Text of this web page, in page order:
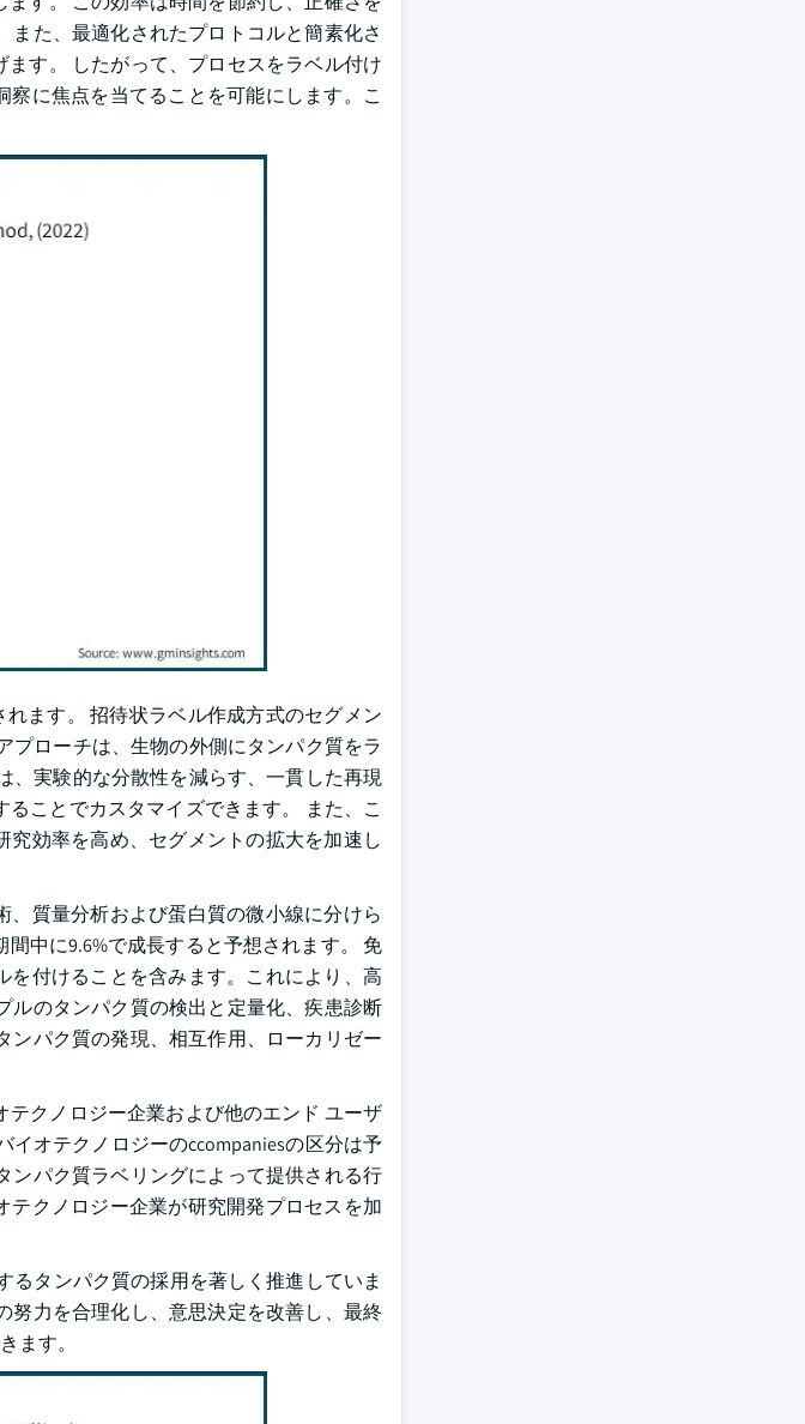
た、最適化されたプロトコルと簡素化さ
す。 したがって、プロセスをラベル付け
に焦点を当てることを可能にします。こ
ます。 招待状ラベル作成方式のセグメン
プローチは、生物の外側にタンパク質をラ
、実験的な分散性を減らす、一貫した再現
ことでカスタマイズできます。 また、こ
効率を高め、セグメントの拡大を加速し
質量分析および蛋白質の微小線に分けら
中に9.6%で成長すると予想されます。 免
付けることを含みます。これにより、高
ルのタンパク質の検出と定量化、疾患診断
ンパク質の発現、相互作用、ローカリゼー
クノロジー企業および他のエンド ユーザ
イオテクノロジーのccompaniesの区分は予
ンパク質ラベリングによって提供される行
クノロジー企業が研究開発プロセスを加
タンパク質の採用を著しく推進していま
努力を合理化し、意思決定を改善し、最終
ます。